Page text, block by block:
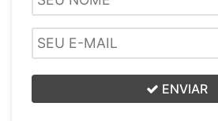
ENVIAR